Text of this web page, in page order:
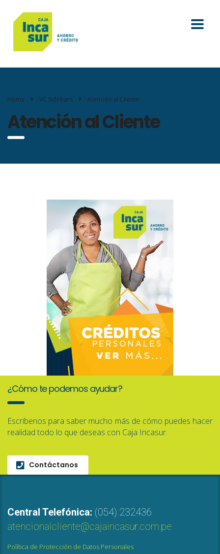
Home VC Sidebars Atención al Cliente
Atención al Cliente
¿Cómo te podemos ayudar?
Escríbenos para saber mucho más de cómo puedes hacer
realidad todo lo que deseas con Caja Incasur.
Contáctanos
Central Telefónica: (054) 232436
atencionalcliente@cajaincasur.com.pe
Política de Protección de Datos Personales